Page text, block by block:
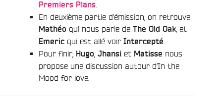
Premiers Plans
En deuxième partie d’émission, on retrouve
Mathéo qui nous parle deThe Old Oak , et
Emeric qui est allé voirIntercepté
Pour finir, Hugo ,Jhansi et Matisse nous
propose une discussion autour d’In the
Mood for love.